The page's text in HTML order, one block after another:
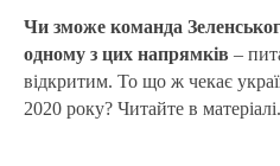
Чи зможе команда
одному з цих напрямків –
відкритим. То що ж чекає
2020 року? Читайте в матеріалі.